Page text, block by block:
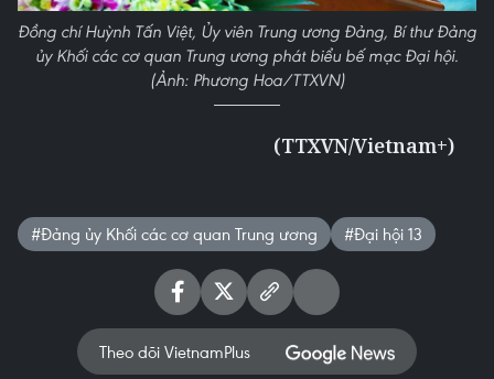
Đồng chí Huỳnh Tấn Việt, Ủy viên Trung ương Đảng, Bí thư Đảng
ủy Khối các cơ quan Trung ương phát biểu bế mạc Đại hội.
(Ảnh: Phương Hoa/TTXVN)
(TTXVN/Vietnam+)
#Đảng ủy Khối các cơ quan Trung ương #Đại hội 13
Theo dõi VietnamPlus